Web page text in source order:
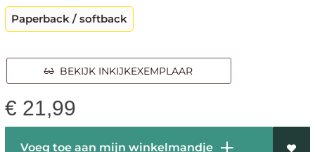
Paperback / softback
BEKIJK INKIJKEXEMPLAAR
€ 21,99
Voeg toe aan mijn winkelmandje